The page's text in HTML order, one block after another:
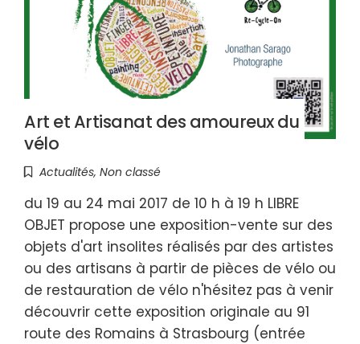
Art et Artisanat des amoureux du
vélo
Actualités, Non classé
du 19 au 24 mai 2017 de 10 h à 19 h LIBRE
OBJET propose une exposition-vente sur des
objets d'art insolites réalisés par des artistes
ou des artisans à partir de pièces de vélo ou
de restauration de vélo n'hésitez pas à venir
découvrir cette exposition originale au 91
route des Romains à Strasbourg (entrée